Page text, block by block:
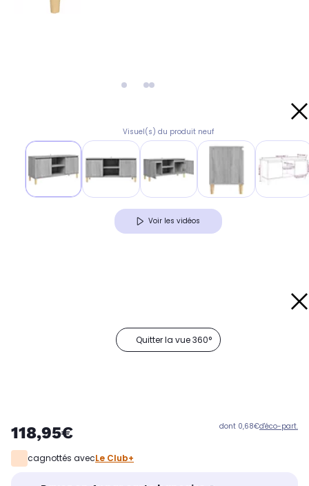
Visuel(s) du produit neuf
Voir les vidéos
Quitter la vue 360°
118,95€ dont 0,68€d'éco-part.
cagnottés avecLe Club+